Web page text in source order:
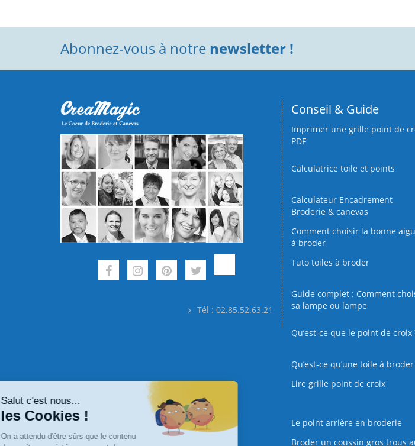
Abonnez-vous à notre newsletter !
Tél : 02.85.52.63.21
Conseil & Guide
Imprimer une grille point de
PDF
Calculatrice toile et points
Calculateur Encadrement
Broderie & canevas
Comment choisir la bonne
à broder
Tuto toiles à broder
Guide complet : Comment
sa lampe ou lampe
Qu’est-ce que le point de croix
Qu’est‑ce qu’une toile à broder
Lire grille point de croix
Le point arrière en broderie
Broder un coussin gros trous